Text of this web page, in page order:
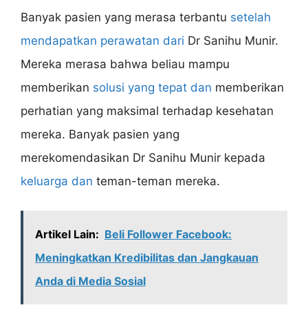
Banyak pasien yang merasa terbantu setelah
mendapatkan perawatan dari Dr Sanihu Munir.
Mereka merasa bahwa beliau mampu
memberikan solusi yang tepat dan memberikan
perhatian yang maksimal terhadap kesehatan
mereka. Banyak pasien yang
merekomendasikan Dr Sanihu Munir kepada
keluarga dan teman-teman mereka.
Artikel Lain: Beli Follower Facebook:
Meningkatkan Kredibilitas dan Jangkauan
Anda di Media Sosial